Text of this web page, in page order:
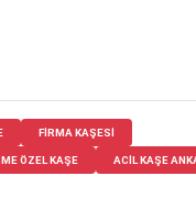
FIRMA KAŞESI
ÖZEL KAŞE ACIL KAŞE